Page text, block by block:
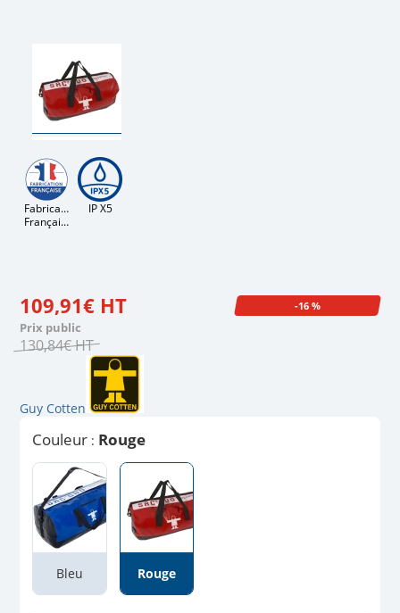
Fabrication
Française
IP X5
109,91€ HT
Prix public
130,84€HT
-16 %
Guy Cotten
Couleur : Rouge
Bleu Rouge